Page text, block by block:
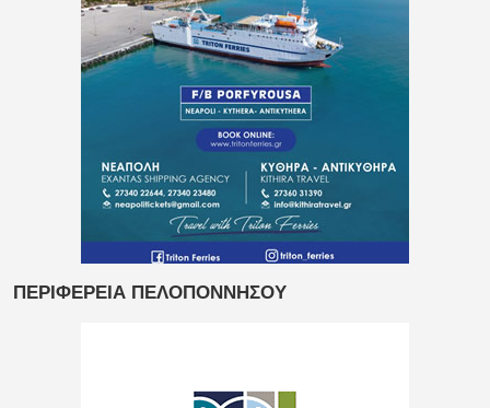
ΠΕΡΙΦΕΡΕΙΑ ΠΕΛΟΠΟΝΝΗΣΟΥ